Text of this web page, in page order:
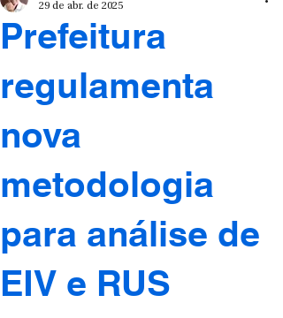
Prefeitura
regulamenta
nova
metodologia
para análise de
EIV e RUS
29 de abr. de 2025